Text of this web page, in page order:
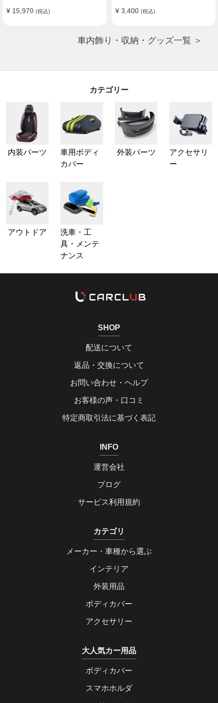
¥ 15,970 (税込) ¥ 3,400 (税込)
車内飾り・収納・グッズ一覧 ＞
カテゴリー
内装パーツ
車用ボディ
カバー
外装パーツ
アクセサリ
ー
アウトドア
洗車・工
具・メンテ
ナンス
SHOP
配送について
返品・交換について
お問い合わせ・ヘルプ
お客様の声・口コミ
特定商取引法に基づく表記
INFO
運営会社
ブログ
サービス利用規約
カテゴリ
メーカー・車種から選ぶ
インテリア
外装用品
ボディカバー
アクセサリー
大人気カー用品
ボディカバー
スマホホルダ